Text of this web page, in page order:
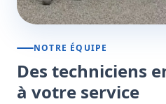
NOTRE ÉQUIPE
Des techniciens
à votre service